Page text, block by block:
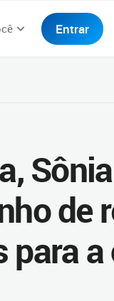
Entrar
de
a